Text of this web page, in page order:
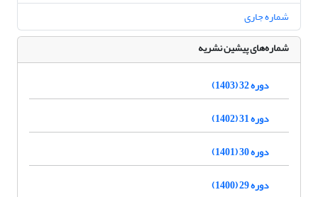
شماره جاری
شماره‌های پیشین نشریه
دوره 32 (1403)
دوره 31 (1402)
دوره 30 (1401)
دوره 29 (1400)